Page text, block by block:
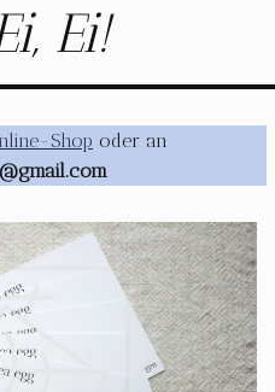
Ei!
Shop oder an